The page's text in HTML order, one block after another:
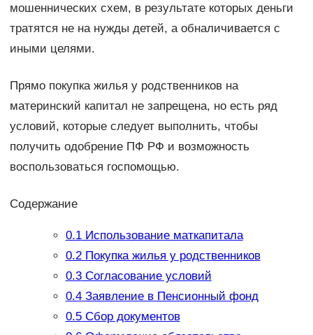
мошеннических схем, в результате которых деньги
тратятся не на нужды детей, а обналичивается с
иными целями.
Прямо покупка жилья у родственников на
материнский капитал не запрещена, но есть ряд
условий, которые следует выполнить, чтобы
получить одобрение ПФ РФ и возможность
воспользоваться госпомощью.
Содержание
0.1Использование маткапитала
0.2Покупка жилья у родственников
0.3Согласование условий
0.4Заявление в Пенсионный фонд
0.5Сбор документов